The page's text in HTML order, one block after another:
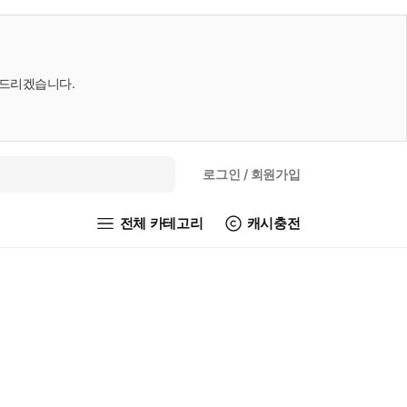
리겠습니다.
로그인 / 회원가입
전체 카테고리 캐시충전